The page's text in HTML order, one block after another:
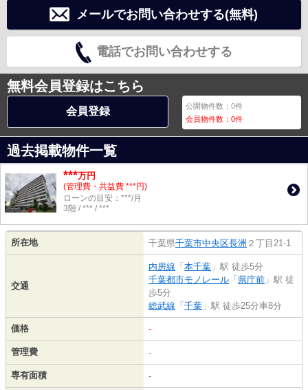
メールでお問い合わせする(無料)
電話でお問い合わせする
無料会員登録はこちら
会員登録 公開物件数：0件
会員物件数：0件
過去掲載物件一覧
***万円
(管理費・共益費 ***円)
ローンの目安：***/月
3階 / *** / ***
所在地 千葉県千葉市中央区長洲 ２丁目21-1
交通
内房線 「 本千葉 」駅 徒歩5分
千葉都市モノレール 「 県庁前 」駅 徒
歩5分
総武線 「 千葉 」駅 徒歩25分車8分
価格 -
管理費 -
専有面積 -